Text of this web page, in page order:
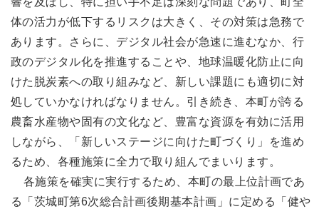
体の活力が低下するリスクは大きく、その対策は急務で
あります。さらに、デジタル社会が急速に進むなか、行
政のデジタル化を推進することや、地球温暖化防止に向
けた脱炭素への取り組みなど、新しい課題にも適切に対
処していかなければなりません。引き続き、本町が誇る
農畜水産物や固有の文化など、豊富な資源を有効に活用
しながら、「新しいステージに向けた町づくり」を進め
るため、各種施策に全力で取り組んでまいります。
各施策を確実に実行するため、本町の最上位計画であ
る「茨城町第6次総合計画後期基本計画」に定める「健や